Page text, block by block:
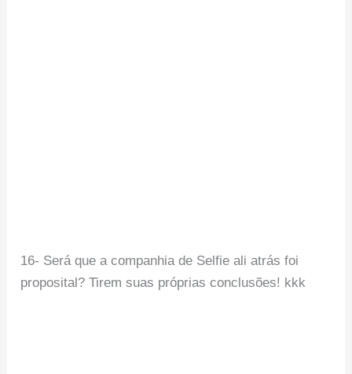
16- Será que a companhia de Selfie ali atrás foi
proposital? Tirem suas próprias conclusões! kkk